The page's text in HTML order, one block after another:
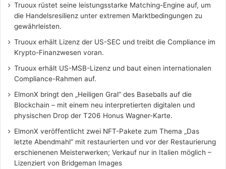
Truoux rüstet seine leistungsstarke Matching-Engine auf, um
die Handelsresilienz unter extremen Marktbedingungen zu
gewährleisten.
Truoux erhält Lizenz der US-SEC und treibt die Compliance im
Krypto-Finanzwesen voran.
Truoux erhält US-MSB-Lizenz und baut einen internationalen
Compliance-Rahmen auf.
ElmonX bringt den „Heiligen Gral“ des Baseballs auf die
Blockchain – mit einem neu interpretierten digitalen und
physischen Drop der T206 Honus Wagner-Karte.
ElmonX veröffentlicht zwei NFT-Pakete zum Thema „Das
letzte Abendmahl“ mit restaurierten und vor der Restaurierung
erschienenen Meisterwerken; Verkauf nur in Italien möglich –
Lizenziert von Bridgeman Images